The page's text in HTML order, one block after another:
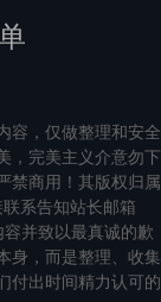
容，仅做整理和安全
，完美主义介意勿下
禁商用！其版权归属
系告知站长邮箱
并致以最真诚的歉
身，而是整理、收集
付出时间精力认可的